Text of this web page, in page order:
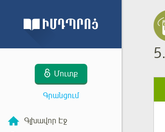
Մուտք
Գրանցում
Գլխավոր Էջ
5.